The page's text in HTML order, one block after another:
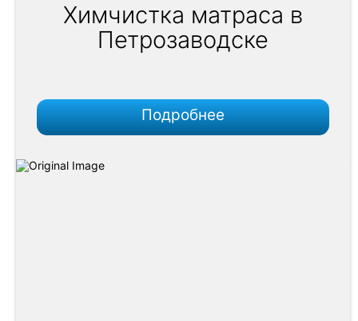
Химчистка матраса в
Петрозаводске
Подробнее